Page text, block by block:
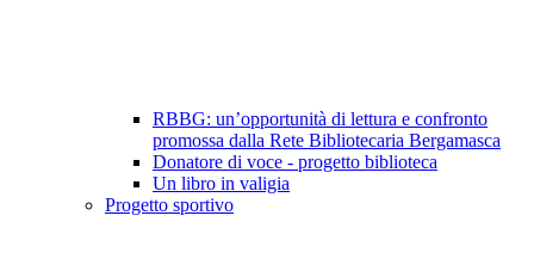
RBBG: un’opportunità di lettura e confronto
promossa dalla Rete Bibliotecaria Bergamasca
Donatore di voce - progetto biblioteca
Un libro in valigia
Progetto sportivo